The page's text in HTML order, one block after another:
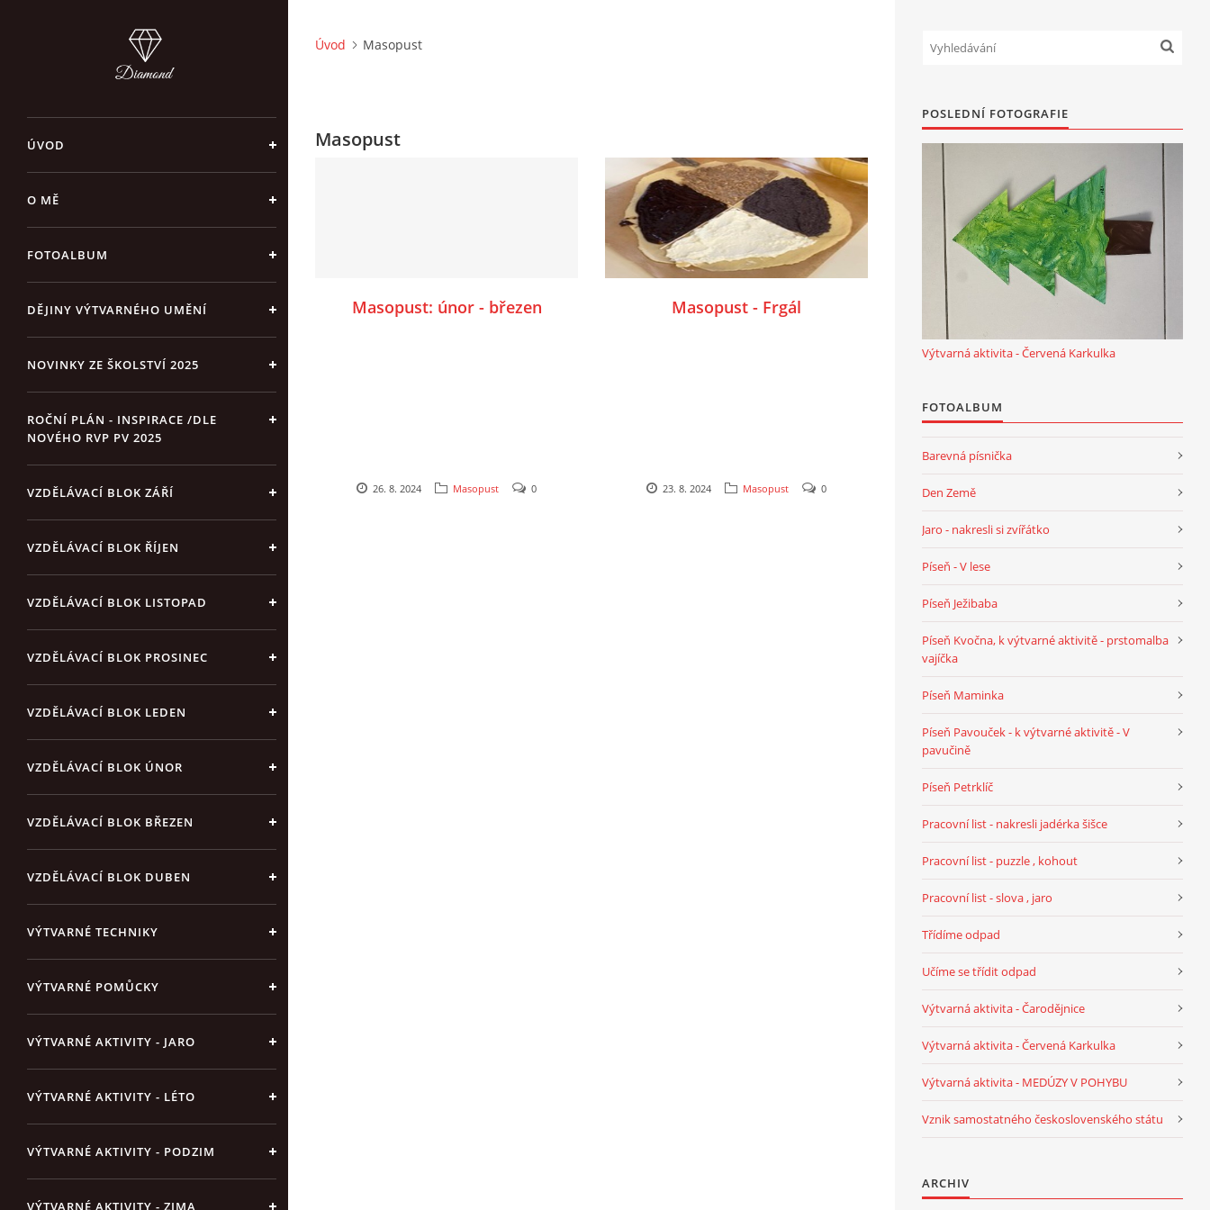
ÚVOD
O MĚ
FOTOALBUM
DĚJINY VÝTVARNÉHO UMĚNÍ
NOVINKY ZE ŠKOLSTVÍ 2025
ROČNÍ PLÁN - INSPIRACE /DLE
NOVÉHO RVP PV 2025
VZDĚLÁVACÍ BLOK ZÁŘÍ
VZDĚLÁVACÍ BLOK ŘÍJEN
VZDĚLÁVACÍ BLOK LISTOPAD
VZDĚLÁVACÍ BLOK PROSINEC
VZDĚLÁVACÍ BLOK LEDEN
VZDĚLÁVACÍ BLOK ÚNOR
VZDĚLÁVACÍ BLOK BŘEZEN
VZDĚLÁVACÍ BLOK DUBEN
VÝTVARNÉ TECHNIKY
VÝTVARNÉ POMŮCKY
VÝTVARNÉ AKTIVITY - JARO
VÝTVARNÉ AKTIVITY - LÉTO
VÝTVARNÉ AKTIVITY - PODZIM
VÝTVARNÉ AKTIVITY - ZIMA
Úvod Masopust
Masopust
Masopust: únor - březen
26. 8. 2024 Masopust 0
Masopust - Frgál
23. 8. 2024 Masopust 0
POSLEDNÍ FOTOGRAFIE
Výtvarná aktivita - Červená Karkulka
FOTOALBUM
Barevná písnička
Den Země
Jaro - nakresli si zvířátko
Píseň - V lese
Píseň Ježibaba
Píseň Kvočna, k výtvarné aktivitě - prstomalba
vajíčka
Píseň Maminka
Píseň Pavouček - k výtvarné aktivitě - V
pavučině
Píseň Petrklíč
Pracovní list - nakresli jadérka šišce
Pracovní list - puzzle , kohout
Pracovní list - slova , jaro
Třídíme odpad
Učíme se třídit odpad
Výtvarná aktivita - Čarodějnice
Výtvarná aktivita - Červená Karkulka
Výtvarná aktivita - MEDÚZY V POHYBU
Vznik samostatného československého státu
ARCHIV